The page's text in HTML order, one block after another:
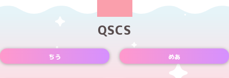
QSCS
ちう
めあ